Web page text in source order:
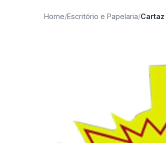
Home/Escritório e Papelaria/Cartaz